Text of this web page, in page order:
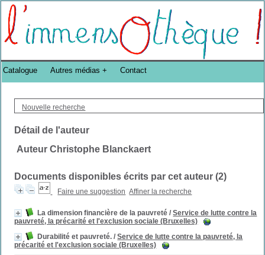
Bibliothèque DoucheFLUX Bibliotheek -->
Nouvelle recherche
Détail de l'auteur
Auteur Christophe Blanckaert
Documents disponibles écrits par cet auteur (2)
Faire une suggestion Affiner la recherche
La dimension financière de la pauvreté /Service de lutte contre la
pauvreté, la précarité et l'exclusion sociale (Bruxelles)
Durabilité et pauvreté. /Service de lutte contre la pauvreté, la
précarité et l'exclusion sociale (Bruxelles)
Catalogue Autres médias Contact